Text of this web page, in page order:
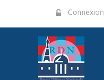
Connexion